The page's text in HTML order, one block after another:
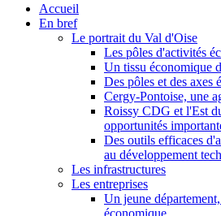
Accueil
En bref
Le portrait du Val d'Oise
Les pôles d'activités
Un tissu économique
Des pôles et des axes
Cergy-Pontoise, une
Roissy CDG et l'Est
opportunités
Des outils efficaces
au développement
Les infrastructures
Les entreprises
Un jeune
économique